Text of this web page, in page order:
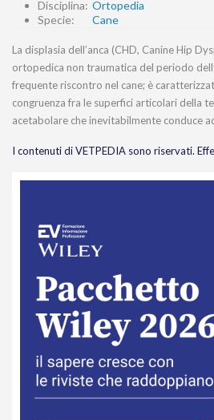
Disciplina: Ortopedia
Specie:
Cane
La displasia dell’anca (CHD, Canine Hip
ortopedica non traumatica del periodo
frequente riscontro nel cane; è
congruenza fra le superfici articolari della
acetabolare che inevitabilmente conduce
I contenuti di VETPEDIA sono riservati.